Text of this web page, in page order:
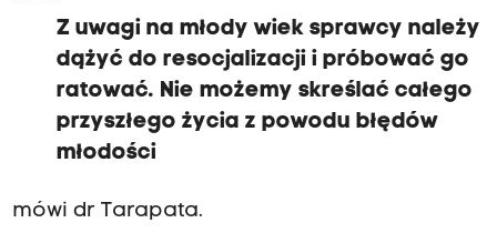
Z uwagi na młody wiek sprawcy należy
dążyć do resocjalizacji i próbować go
ratować. Nie możemy skreślać całego
przyszłego życia z powodu błędów
młodości
mówi dr Tarapata.